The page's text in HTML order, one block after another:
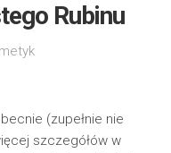
Rubinu
(zupełnie nie
szczegółów w